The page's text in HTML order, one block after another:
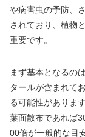
や病害虫の予防、
されており、植物
重要です。
まず基本となるの
タールが含まれて
る可能性がありま
葉面散布であれば
00倍が一般的な目